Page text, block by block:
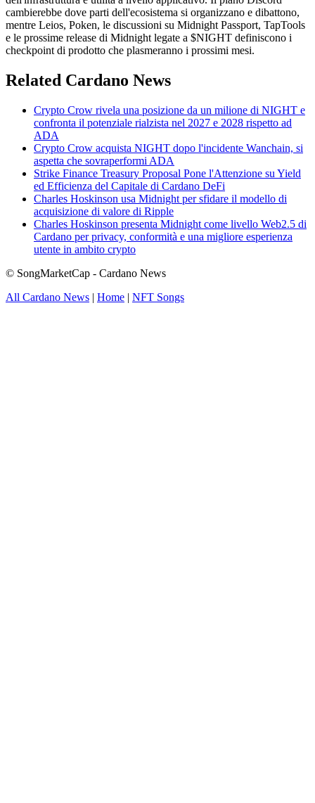
cambierebbe dove parti dell'ecosistema si organizzano e dibattono,
mentre Leios, Poken, le discussioni su Midnight Passport, TapTools
e le prossime release di Midnight legate a $NIGHT definiscono i
checkpoint di prodotto che plasmeranno i prossimi mesi.
Related Cardano News
Crypto Crow rivela una posizione da un milione di NIGHT e
confronta il potenziale rialzista nel 2027 e 2028 rispetto ad
ADA
Crypto Crow acquista NIGHT dopo l'incidente Wanchain, si
aspetta che sovraperformi ADA
Strike Finance Treasury Proposal Pone l'Attenzione su Yield
ed Efficienza del Capitale di Cardano DeFi
Charles Hoskinson usa Midnight per sfidare il modello di
acquisizione di valore di Ripple
Charles Hoskinson presenta Midnight come livello Web2.5 di
Cardano per privacy, conformità e una migliore esperienza
utente in ambito crypto
© SongMarketCap - Cardano News
All Cardano News | Home | NFT Songs